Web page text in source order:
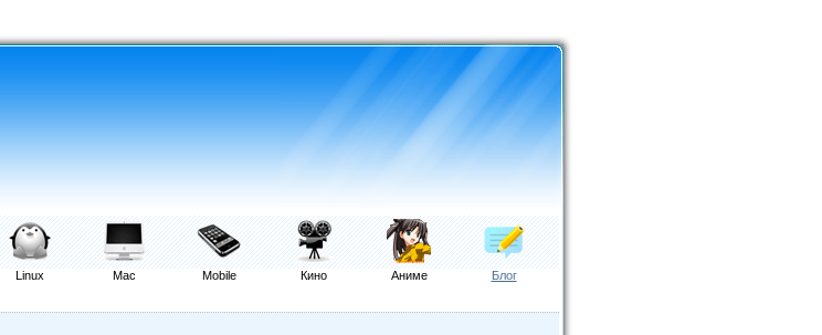
Linux Mac Mobile Кино Аниме Блог